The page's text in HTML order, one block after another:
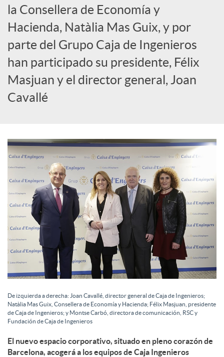
o
c
i
l
e
s
la Consellera de Economía y
Hacienda, Natàlia Mas Guix, y por
parte del Grupo Caja de Ingenieros
han participado su presidente, Félix
Masjuan y el director general, Joan
Cavallé
De izquierda a derecha: Joan Cavallé, director general de Caja de Ingenieros;
Natàlia Mas Guix, Consellera de Economía y Hacienda; Félix Masjuan, presidente
de Caja de Ingenieros; y Montse Carbó, directora de comunicación, RSC y
Fundación de Caja de Ingenieros
El nuevo espacio corporativo, situado en pleno corazón de
Barcelona, acogerá a los equipos de Caja Ingenieros